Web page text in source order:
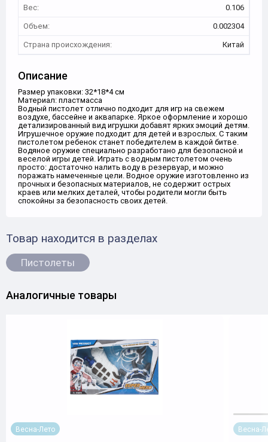
Вес:
0.106
Объем:
0.002304
Страна происхождения:
Китай
Описание
Размер упаковки: 32*18*4 см
Материал: пластмасса
Водный пистолет отлично подходит для игр на свежем
воздухе, бассейне и аквапарке. Яркое оформление и хорошо
детализированный вид игрушки добавят ярких эмоций детям.
Игрушечное оружие подходит для детей и взрослых. С таким
пистолетом ребенок станет победителем в каждой битве.
Водяное оружие специально разработано для безопасной и
веселой игры детей. Играть с водным пистолетом очень
просто: достаточно налить воду в резервуар, и можно
поражать намеченные цели. Водное оружие изготовленно из
прочных и безопасных материалов, не содержит острых
краев или мелких деталей, чтобы родители могли быть
спокойны за безопасность своих детей.
Товар находится в разделах
Пистолеты
Аналогичные товары
Весна-Лето Весна-